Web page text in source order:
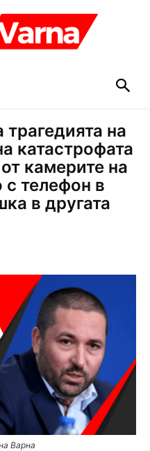
на
катастрофата
камерите на
с телефон в
в другата
Варна